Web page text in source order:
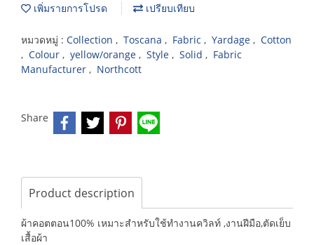
เพิ่มรายการโปรด เปรียบเทียบ
หมวดหมู่ : Collection , Toscana , Fabric , Yardage , Cotton
, Colour , yellow/orange , Style , Solid , Fabric
Manufacturer , Northcott
Share
Product description
ผ้าคอตตอน100% เหมาะสำหรับใช้ทำงานควิลท์ ,งานฝีมือ,ตัดเย็บ
เสื้อผ้า